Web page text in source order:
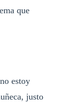
que
estoy
justo